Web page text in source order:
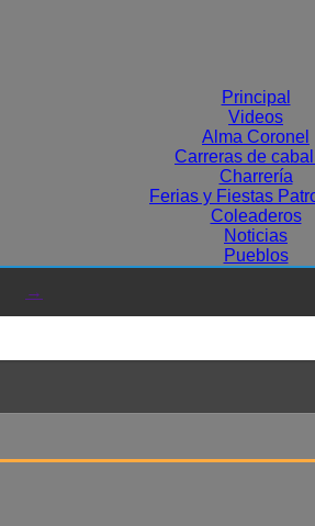
Principal
Videos
Alma Coronel
Carreras de
Charrería
Ferias y Fiestas
Coleaderos
Noticias
Pueblos
→